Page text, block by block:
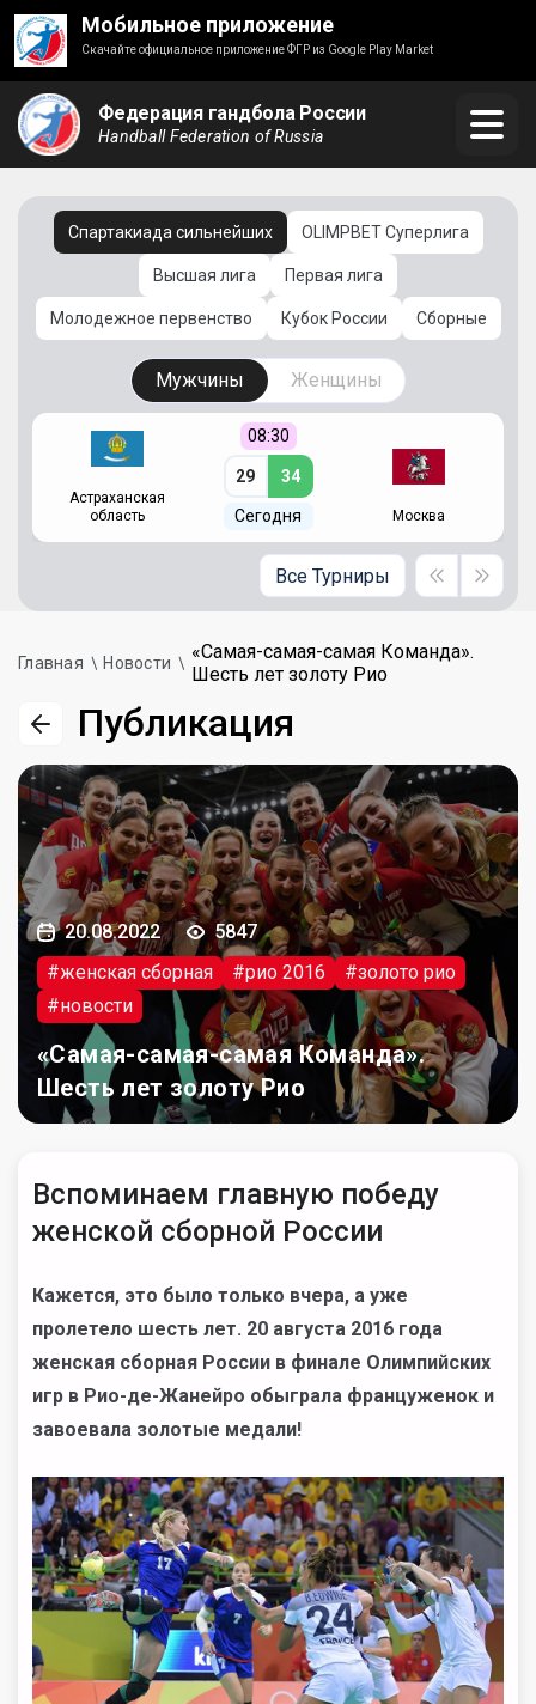
Мобильное приложение
Скачайте официальное приложение ФГР из Google Play Market
Федерация гандбола России
Handball Federation of Russia
Спартакиада сильнейших OLIMPBET Суперлига
Высшая лига Первая лига
Молодежное первенство Кубок России Сборные
Мужчины Женщины
Астраханская
область
08:30
29 34
Сегодня Москва
Все Турниры
Главная Новости
«Самая-самая-самая Команда».
Шесть лет золоту Рио
Публикация
20.08.2022
5847
#женская сборная
#рио 2016
#золото рио
#новости
«Самая-самая-самая Команда».
Шесть лет золоту Рио
Вспоминаем главную победу
женской сборной России
Кажется, это было только вчера, а уже
пролетело шесть лет. 20 августа 2016 года
женская сборная России в финале Олимпийских
игр в Рио-де-Жанейро обыграла француженок и
завоевала золотые медали!